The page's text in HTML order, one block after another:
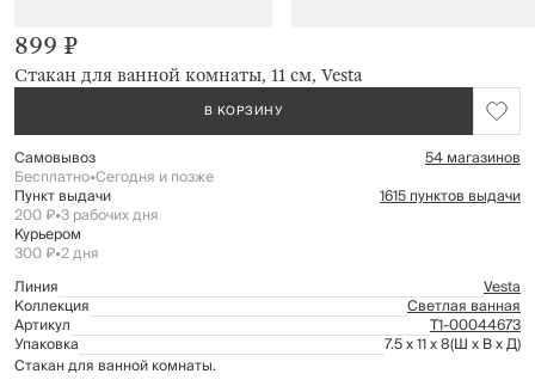
Стакан для ванной комнаты, 11 см, Vesta
899 ₽
В КОРЗИНУ
Самовывоз 54 магазинов
Бесплатно•Сегодня и позже
Пункт выдачи 1615 пунктов выдачи
200 ₽•3 рабочих дня
Курьером
300 ₽•2 дня
Линия
Vesta
Коллекция Светлая ванная
Артикул Т1-00044673
Упаковка 7.5 x 11 x 8(Ш x В x Д)
Стакан для ванной комнаты.